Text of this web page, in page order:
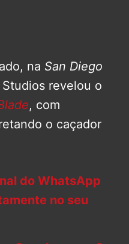
na San Diego
revelou o
, com
o caçador
do WhatsApp
no seu